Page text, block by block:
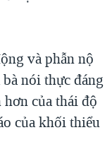
và phẫn nộ
nói thực đáng
của thái độ
của khối thiểu